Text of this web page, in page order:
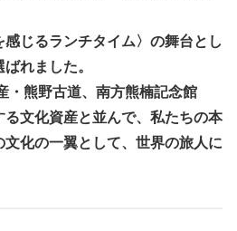
感じるランチタイム〉の舞台とし
れました。
・熊野古道、南方熊楠記念館
文化資産と並んで、私たちの本
化の一翼として、世界の旅人に